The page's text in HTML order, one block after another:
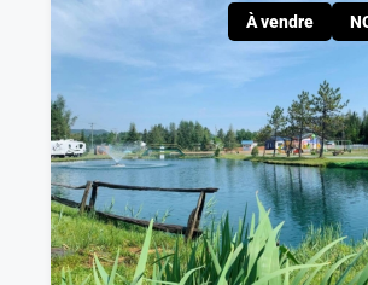
À vendre